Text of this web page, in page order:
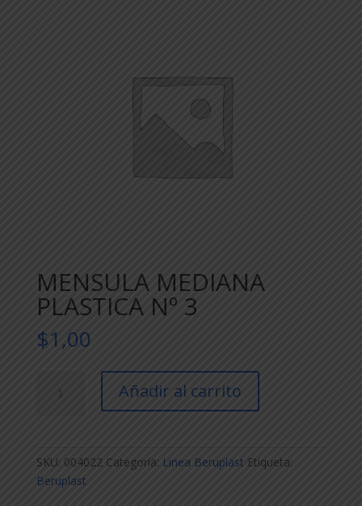
MENSULA MEDIANA
PLASTICA Nº 3
$1,00
MEDIANA
Añadir al carrito
SKU: 004022 Categoría: Linea Beruplast Etiqueta:
Beruplast